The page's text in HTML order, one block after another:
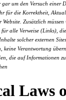
um den Versuch einer
für die Korrektheit,
Zusätzlich
alle Verweise (Links),
solcher externen
keine Verantwortung
die auf Informationen
Laws